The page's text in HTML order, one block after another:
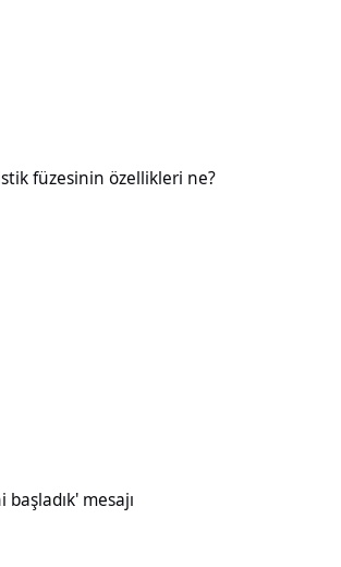
füzesinin özellikleri ne?
mesajı